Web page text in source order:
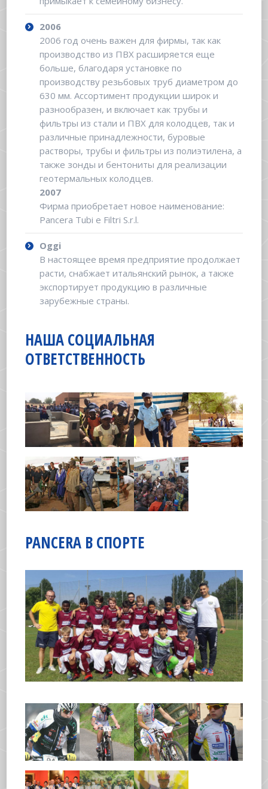
2006
2006 год очень важен для фирмы, так как
производство из ПВХ расширяется еще
больше, благодаря установке по
производству резьбовых труб диаметром до
630 мм. Ассортимент продукции широк и
разнообразен, и включает как трубы и
фильтры из стали и ПВХ для колодцев, так и
различные принадлежности, буровые
растворы, трубы и фильтры из полиэтилена, а
также зонды и бентониты для реализации
геотермальных колодцев.
2007
Фирма приобретает новое наименование:
Pancera Tubi e Filtri S.r.l.
Oggi
В настоящее время предприятие продолжает
расти, снабжает итальянский рынок, а также
экспортирует продукцию в различные
зарубежные страны.
НАША СОЦИАЛЬНАЯ
ОТВЕТСТВЕННОСТЬ
PANCERA В СПОРТЕ